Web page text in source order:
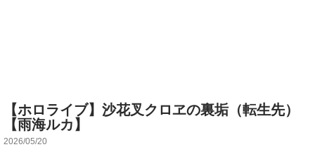
【ホロライブ】沙花叉クロヱの裏垢（転生先）
【雨海ルカ】
2026/05/20